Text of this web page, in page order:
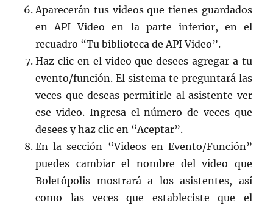
Aparecerán tus videos que tienes guardados
en API Video en la parte inferior, en el
recuadro “Tu biblioteca de API Video”.
Haz clic en el video que desees agregar a tu
evento/función. El sistema te preguntará las
veces que deseas permitirle al asistente ver
ese video. Ingresa el número de veces que
desees y haz clic en “Aceptar”.
En la sección “Videos en Evento/Función”
puedes cambiar el nombre del video que
Boletópolis mostrará a los asistentes, así
como las veces que estableciste que el